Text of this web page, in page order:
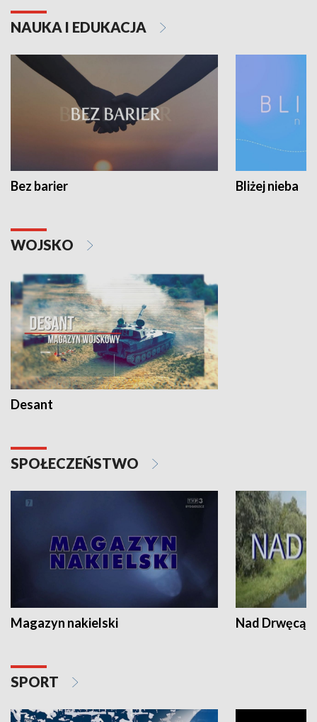
NAUKA I EDUKACJA
Bez barier Bliżej nieba
WOJSKO
Desant
SPOŁECZEŃSTWO
Magazyn nakielski Nad Drwęcą
SPORT